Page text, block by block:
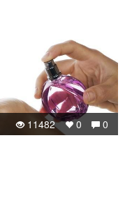
0
0
11482